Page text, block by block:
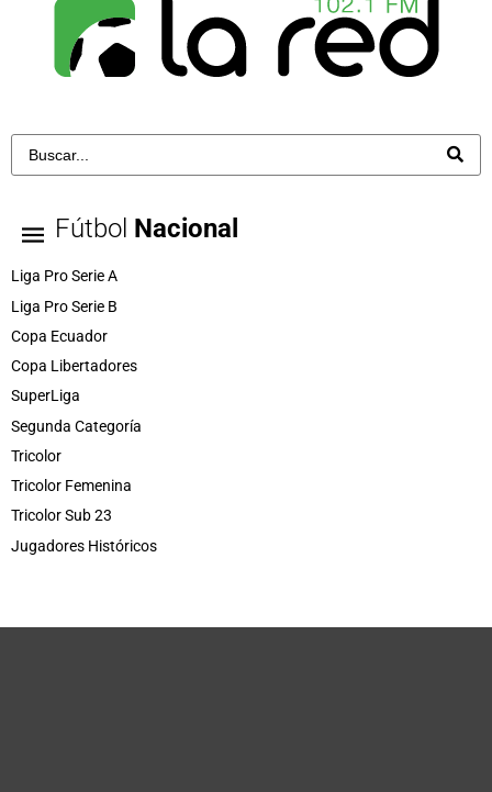
Fútbol Nacional
Liga Pro Serie A
Liga Pro Serie B
Copa Ecuador
Copa Libertadores
SuperLiga
Segunda Categoría
Tricolor
Tricolor Femenina
Tricolor Sub 23
Jugadores Históricos